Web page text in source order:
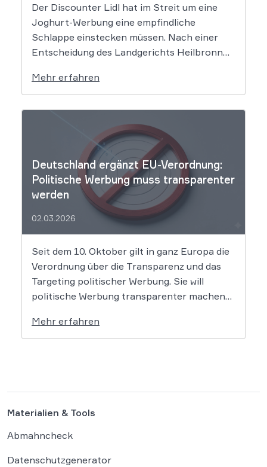
Der Discounter Lidl hat im Streit um eine
Joghurt-Werbung eine empfindliche
Schlappe einstecken müssen. Nach einer
Entscheidung des Landgerichts Heilbronn
wenn er Produkte als „Aktion“ mit massiven
Rabatten bewirbt, die Preise in Wahrheit
aber nie zuvor selbst verlangt hat. Das Urteil
setzt klare Grenzen […]
Mehr erfahren
Deutschland ergänzt EU-Verordnung:
Politische Werbung muss transparenter
werden
02.03.2026
Seit dem 10. Oktober gilt in ganz Europa die
Verordnung über die Transparenz und das
Targeting politischer Werbung. Sie will
politische Werbung transparenter machen
sensibler Daten. Die Regierung will die
Verordnung in Deutschland nun ergänzen.
Mehr erfahren
Materialien & Tools
Abmahncheck
Datenschutzgenerator